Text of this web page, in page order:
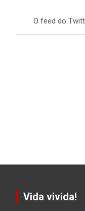
O feed do
Vida vivida!